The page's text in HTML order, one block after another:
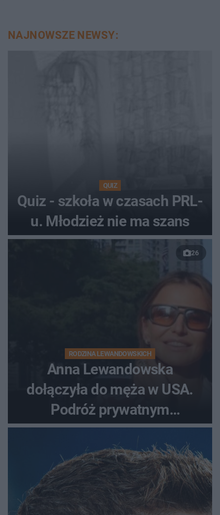
NAJNOWSZE NEWSY:
QUIZ
Quiz - szkoła w czasach PRL-
u. Młodzież nie ma szans
26
RODZINA LEWANDOWSKICH
Anna Lewandowska
dołączyła do męża w USA.
Podróż prywatnym
odrzutowcem to dopiero
początek!